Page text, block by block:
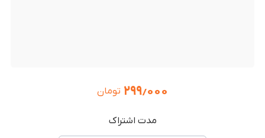
۲۹۹٫۰۰۰ تومان
مدت اشتراک